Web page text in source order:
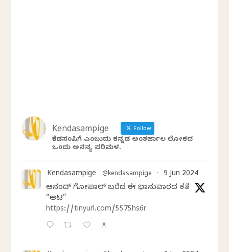
Kendasampige Follow
ಕೆಂಡಸಂಪಿಗೆ ಎಂಬುದು ಕನ್ನಡ ಅಂತರ್ಜಾಲ ಲೋಕದ
ಒಂದು ಅನನ್ಯ ಪರಿಮಳ.
Kendasampige @kendasampige · 9 Jun 2024
ಆನಂದ್‌ ಗೋಪಾಲ್‌ ಬರೆದ ಈ ಭಾನುವಾರದ ಕತೆ
“ಆಟ”
https://tinyurl.com/5575hs6r
X